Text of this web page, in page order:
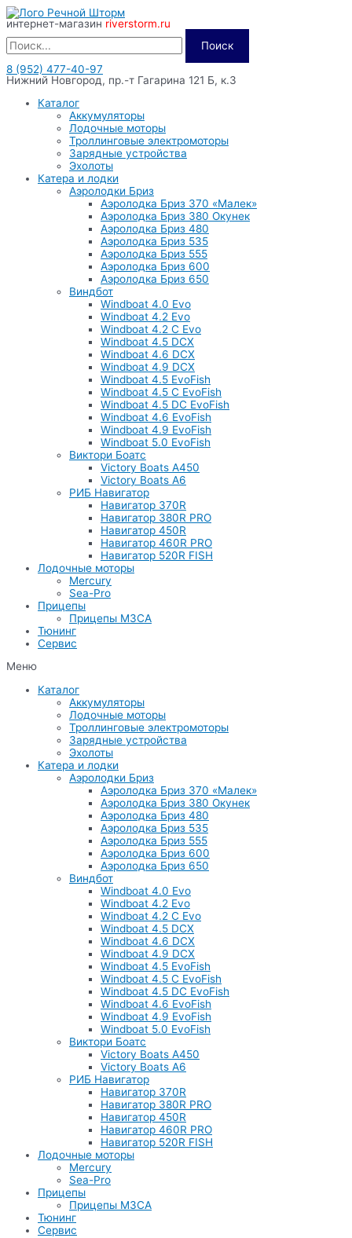
Перейти
к
содержимому
интернет-магазин riverstorm.ru
Поиск
8 (952) 477-40-97
Нижний Новгород, пр.-т Гагарина 121 Б, к.3
Каталог
Аккумуляторы
Лодочные моторы
Троллинговые электромоторы
Зарядные устройства
Эхолоты
Катера и лодки
Аэролодки Бриз
Аэролодка Бриз 370 «Малек»
Аэролодка Бриз 380 Окунек
Аэролодка Бриз 480
Аэролодка Бриз 535
Аэролодка Бриз 555
Аэролодка Бриз 600
Аэролодка Бриз 650
Виндбот
Windboat 4.0 Evo
Windboat 4.2 Evo
Windboat 4.2 C Evo
Windboat 4.5 DCX
Windboat 4.6 DCX
Windboat 4.9 DCX
Windboat 4.5 EvoFish
Windboat 4.5 C EvoFish
Windboat 4.5 DC EvoFish
Windboat 4.6 EvoFish
Windboat 4.9 EvoFish
Windboat 5.0 EvoFish
Виктори Боатс
Victory Boats A450
Victory Boats A6
РИБ Навигатор
Навигатор 370R
Навигатор 380R PRO
Навигатор 450R
Навигатор 460R PRO
Навигатор 520R FISH
Лодочные моторы
Mercury
Sea-Pro
Прицепы
Прицепы МЗСА
Тюнинг
Сервис
Меню
Каталог
Аккумуляторы
Лодочные моторы
Троллинговые электромоторы
Зарядные устройства
Эхолоты
Катера и лодки
Аэролодки Бриз
Аэролодка Бриз 370 «Малек»
Аэролодка Бриз 380 Окунек
Аэролодка Бриз 480
Аэролодка Бриз 535
Аэролодка Бриз 555
Аэролодка Бриз 600
Аэролодка Бриз 650
Виндбот
Windboat 4.0 Evo
Windboat 4.2 Evo
Windboat 4.2 C Evo
Windboat 4.5 DCX
Windboat 4.6 DCX
Windboat 4.9 DCX
Windboat 4.5 EvoFish
Windboat 4.5 C EvoFish
Windboat 4.5 DC EvoFish
Windboat 4.6 EvoFish
Windboat 4.9 EvoFish
Windboat 5.0 EvoFish
Виктори Боатс
Victory Boats A450
Victory Boats A6
РИБ Навигатор
Навигатор 370R
Навигатор 380R PRO
Навигатор 450R
Навигатор 460R PRO
Навигатор 520R FISH
Лодочные моторы
Mercury
Sea-Pro
Прицепы
Прицепы МЗСА
Тюнинг
Сервис